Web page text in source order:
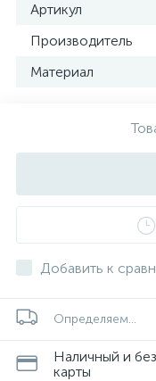
Артикул
Производитель
Материал
Добавить к
Определяем...
Наличный и
карты